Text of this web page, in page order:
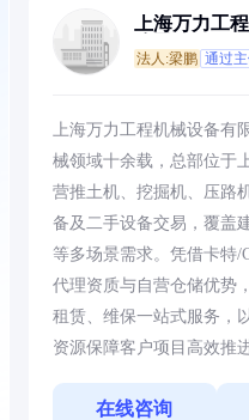
上海万力工
法人:梁鹏 通过
上海万力工程机械设备有
械领域十余载，总部位于
营推土机、挖掘机、压路
备及二手设备交易，覆盖
等多场景需求。凭借卡特/
代理资质与自营仓储优势
租赁、维保一站式服务，
资源保障客户项目高效推进
在线咨询